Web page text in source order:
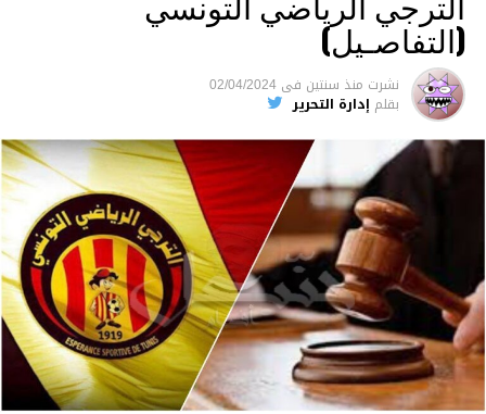
(التفاصـيل)
نشرت منذ سنتين فى 02/04/2024
بقلم إدارة التحرير